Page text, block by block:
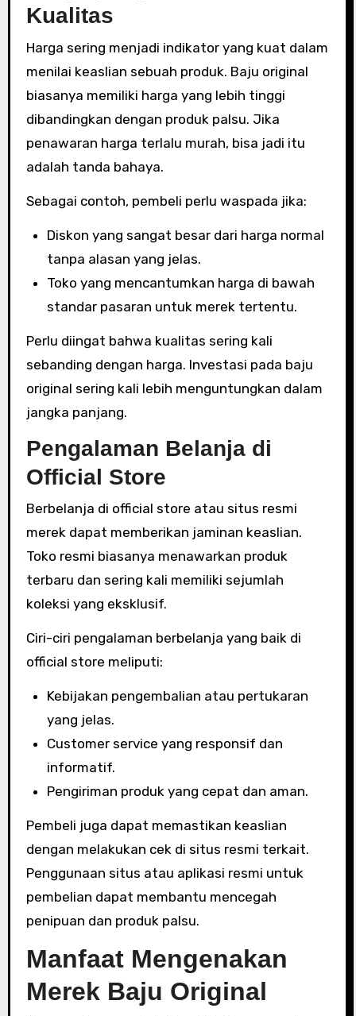
Kualitas
Harga sering menjadi indikator yang kuat dalam
menilai keaslian sebuah produk. Baju original
biasanya memiliki harga yang lebih tinggi
dibandingkan dengan produk palsu. Jika
penawaran harga terlalu murah, bisa jadi itu
adalah tanda bahaya.
Sebagai contoh, pembeli perlu waspada jika:
Diskon yang sangat besar dari harga normal
tanpa alasan yang jelas.
Toko yang mencantumkan harga di bawah
standar pasaran untuk merek tertentu.
Perlu diingat bahwa kualitas sering kali
sebanding dengan harga. Investasi pada baju
original sering kali lebih menguntungkan dalam
jangka panjang.
Pengalaman Belanja di
Official Store
Berbelanja di official store atau situs resmi
merek dapat memberikan jaminan keaslian.
Toko resmi biasanya menawarkan produk
terbaru dan sering kali memiliki sejumlah
koleksi yang eksklusif.
Ciri-ciri pengalaman berbelanja yang baik di
official store meliputi:
Kebijakan pengembalian atau pertukaran
yang jelas.
Customer service yang responsif dan
informatif.
Pengiriman produk yang cepat dan aman.
Pembeli juga dapat memastikan keaslian
dengan melakukan cek di situs resmi terkait.
Penggunaan situs atau aplikasi resmi untuk
pembelian dapat membantu mencegah
penipuan dan produk palsu.
Manfaat Mengenakan
Merek Baju Original